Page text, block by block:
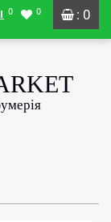
: 0
0 0